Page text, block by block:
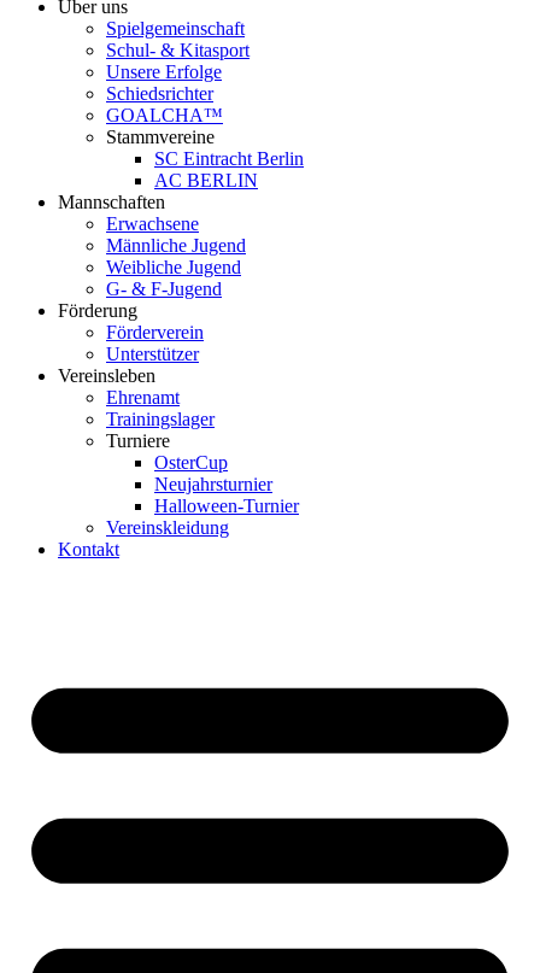
Über uns
Spielgemeinschaft
Schul- & Kitasport
Unsere Erfolge
Schiedsrichter
GOALCHA™
Stammvereine
SC Eintracht Berlin
AC BERLIN
Mannschaften
Erwachsene
Männliche Jugend
Weibliche Jugend
G- & F‑Jugend
Förderung
Förderverein
Unterstützer
Vereinsleben
Ehrenamt
Trainingslager
Turniere
OsterCup
Neujahrsturnier
Halloween-Turnier
Vereinskleidung
Kontakt